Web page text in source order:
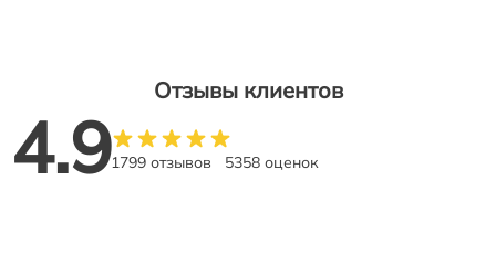
Отзывы клиентов
4.91799 отзывов 5358 оценок